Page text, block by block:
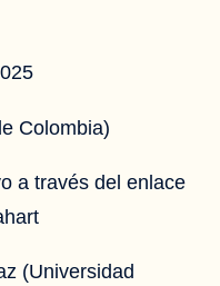
Colombia)
a través del enlace
(Universidad